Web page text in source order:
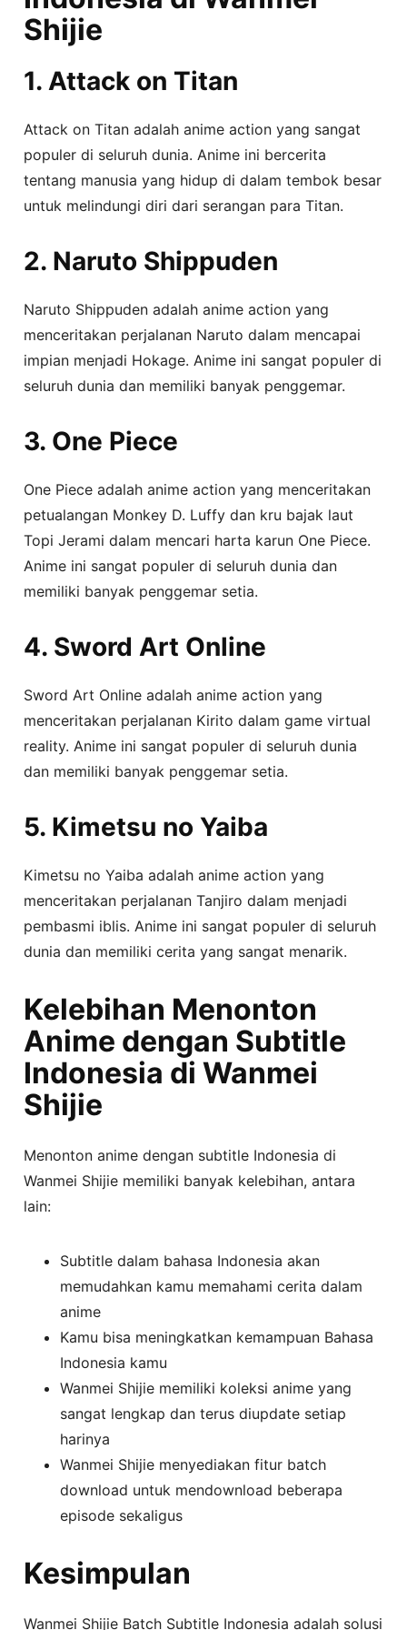
Shijie
1. Attack on Titan
Attack on Titan adalah anime action yang sangat
populer di seluruh dunia. Anime ini bercerita
tentang manusia yang hidup di dalam tembok besar
untuk melindungi diri dari serangan para Titan.
2. Naruto Shippuden
Naruto Shippuden adalah anime action yang
menceritakan perjalanan Naruto dalam mencapai
impian menjadi Hokage. Anime ini sangat populer di
seluruh dunia dan memiliki banyak penggemar.
3. One Piece
One Piece adalah anime action yang menceritakan
petualangan Monkey D. Luffy dan kru bajak laut
Topi Jerami dalam mencari harta karun One Piece.
Anime ini sangat populer di seluruh dunia dan
memiliki banyak penggemar setia.
4. Sword Art Online
Sword Art Online adalah anime action yang
menceritakan perjalanan Kirito dalam game virtual
reality. Anime ini sangat populer di seluruh dunia
dan memiliki banyak penggemar setia.
5. Kimetsu no Yaiba
Kimetsu no Yaiba adalah anime action yang
menceritakan perjalanan Tanjiro dalam menjadi
pembasmi iblis. Anime ini sangat populer di seluruh
dunia dan memiliki cerita yang sangat menarik.
Kelebihan Menonton
Anime dengan Subtitle
Indonesia di Wanmei
Shijie
Menonton anime dengan subtitle Indonesia di
Wanmei Shijie memiliki banyak kelebihan, antara
lain:
Subtitle dalam bahasa Indonesia akan
memudahkan kamu memahami cerita dalam
anime
Kamu bisa meningkatkan kemampuan Bahasa
Indonesia kamu
Wanmei Shijie memiliki koleksi anime yang
sangat lengkap dan terus diupdate setiap
harinya
Wanmei Shijie menyediakan fitur batch
download untuk mendownload beberapa
episode sekaligus
Kesimpulan
Wanmei Shijie Batch Subtitle Indonesia adalah solusi